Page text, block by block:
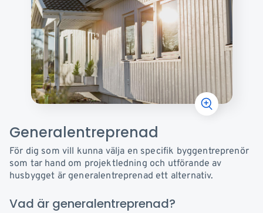
Generalentreprenad
För dig som vill kunna välja en specifik byggentreprenör
som tar hand om projektledning och utförande av
husbygget är generalentreprenad ett alternativ.
Vad är generalentreprenad?